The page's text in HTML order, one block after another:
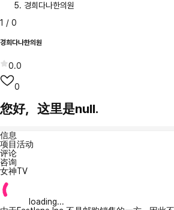
경희다나한의원
1 / 0
경희다나한의원
0.0
0
您好，这里是null.
信息
项目活动
评论
咨询
女神TV
loading...